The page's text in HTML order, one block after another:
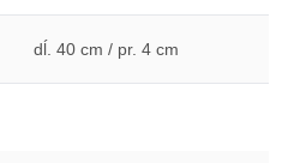
dĺ. 40 cm / pr. 4 cm